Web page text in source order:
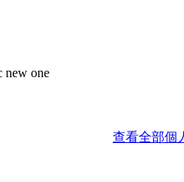
new one
查看全部個